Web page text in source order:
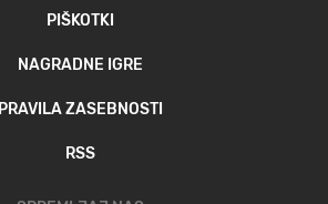
PIŠKOTKI
NAGRADNE IGRE
PRAVILA ZASEBNOSTI
RSS